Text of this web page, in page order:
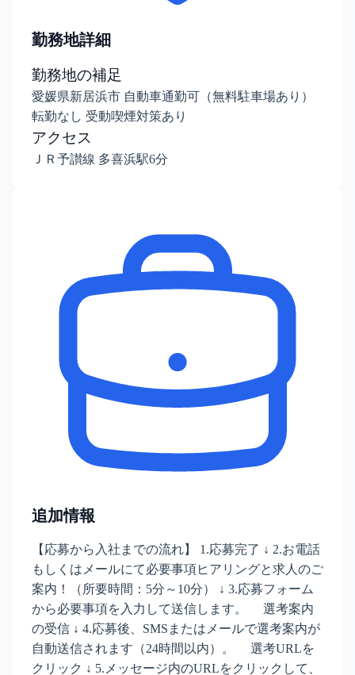
勤務地詳細
勤務地の補足
愛媛県新居浜市 自動車通勤可（無料駐車場あり）
転勤なし 受動喫煙対策あり
アクセス
ＪＲ予讃線 多喜浜駅6分
追加情報
【応募から入社までの流れ】 1.応募完了 ↓ 2.お電話
もしくはメールにて必要事項ヒアリングと求人のご
案内！（所要時間：5分～10分） ↓ 3.応募フォーム
から必要事項を入力して送信します。 選考案内
の受信 ↓ 4.応募後、SMSまたはメールで選考案内が
自動送信されます（24時間以内）。 選考URLを
クリック ↓ 5.メッセージ内のURLをクリックして、